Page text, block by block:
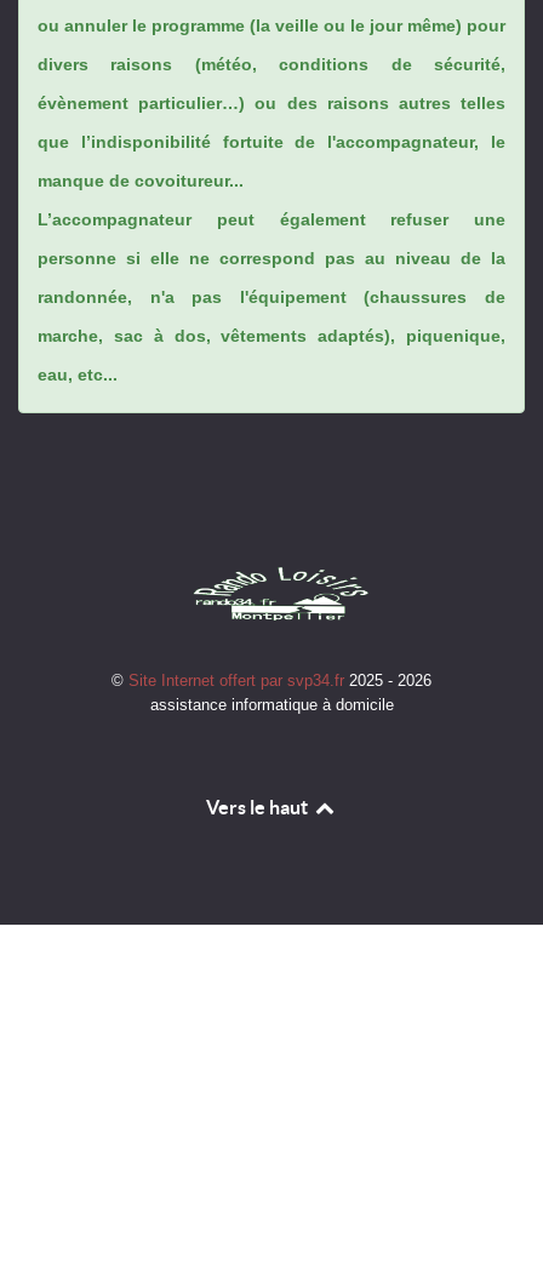
ou annuler le programme (la veille ou le jour même) pour
divers raisons (météo, conditions de sécurité,
évènement particulier…) ou des raisons autres telles
que l’indisponibilité fortuite de l'accompagnateur, le
manque de covoitureur...
L’accompagnateur peut également refuser une
personne si elle ne correspond pas au niveau de la
randonnée, n'a pas l'équipement (chaussures de
marche, sac à dos, vêtements adaptés), piquenique,
eau, etc...
© Site Internet offert par svp34.fr 2025 - 2026
assistance informatique à domicile
Vers le haut